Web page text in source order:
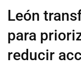
León
para
reducir